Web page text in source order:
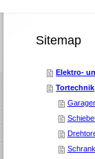
Sitemap
Elektro-
Tortechnik